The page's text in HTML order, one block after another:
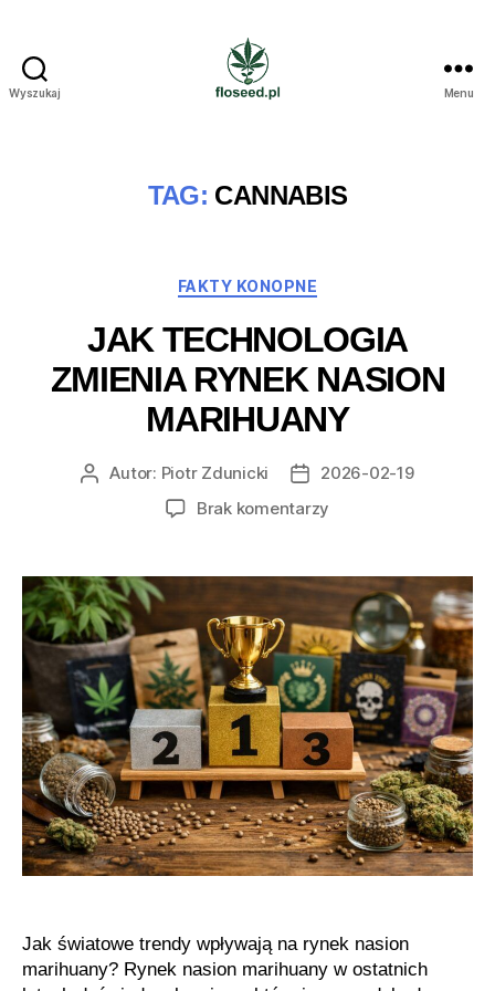
Wyszukaj Menu
TAG: CANNABIS
Kategorie
FAKTY KONOPNE
JAK TECHNOLOGIA
ZMIENIA RYNEK NASION
MARIHUANY
AutorAutor: Piotr Zdunicki
Data2026-02-19
Brak komentarzy
zmienia
rynek
nasion
marihuany
Jak światowe trendy wpływają na rynek nasion
marihuany? Rynek nasion marihuany w ostatnich